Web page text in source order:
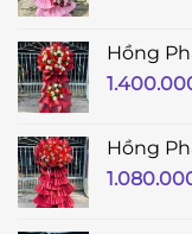
Hồng
Hồng